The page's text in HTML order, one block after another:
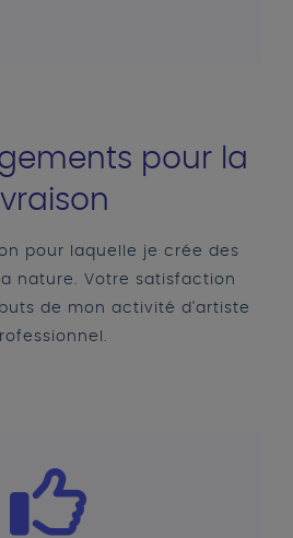
pour la
pour laquelle je crée des
nature. Votre satisfaction
de mon activité d'artiste